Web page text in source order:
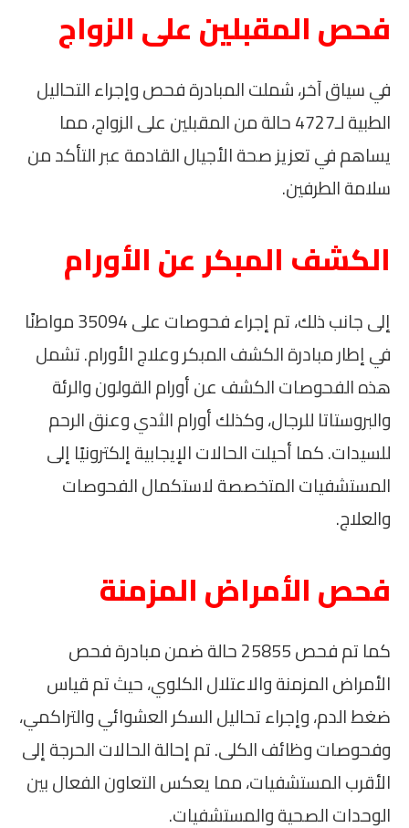
فحص المقبلين على الزواج
في سياق آخر، شملت المبادرة فحص وإجراء التحاليل
الطبية لـ4727 حالة من المقبلين على الزواج، مما
يساهم في تعزيز صحة الأجيال القادمة عبر التأكد من
سلامة الطرفين.
الكشف المبكر عن الأورام
إلى جانب ذلك، تم إجراء فحوصات على 35094 مواطنًا
في إطار مبادرة الكشف المبكر وعلاج الأورام. تشمل
هذه الفحوصات الكشف عن أورام القولون والرئة
والبروستاتا للرجال، وكذلك أورام الثدي وعنق الرحم
للسيدات. كما أحيلت الحالات الإيجابية إلكترونيًا إلى
المستشفيات المتخصصة لاستكمال الفحوصات
والعلاج.
فحص الأمراض المزمنة
كما تم فحص 25855 حالة ضمن مبادرة فحص
الأمراض المزمنة والاعتلال الكلوي، حيث تم قياس
ضغط الدم، وإجراء تحاليل السكر العشوائي والتراكمي،
وفحوصات وظائف الكلى. تم إحالة الحالات الحرجة إلى
الأقرب المستشفيات، مما يعكس التعاون الفعال بين
الوحدات الصحية والمستشفيات.